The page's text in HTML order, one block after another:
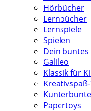
Hörbücher
Lernbücher
Lernspiele
Spielen
Dein
Galileo
Klassik für
Papertoys